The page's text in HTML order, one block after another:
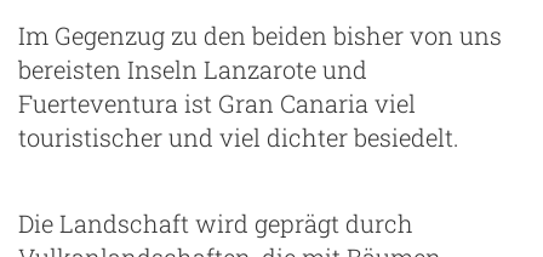
Im Gegenzug zu den beiden bisher von uns
bereisten Inseln Lanzarote und
Fuerteventura ist Gran Canaria viel
touristischer und viel dichter besiedelt.
Die Landschaft wird geprägt durch